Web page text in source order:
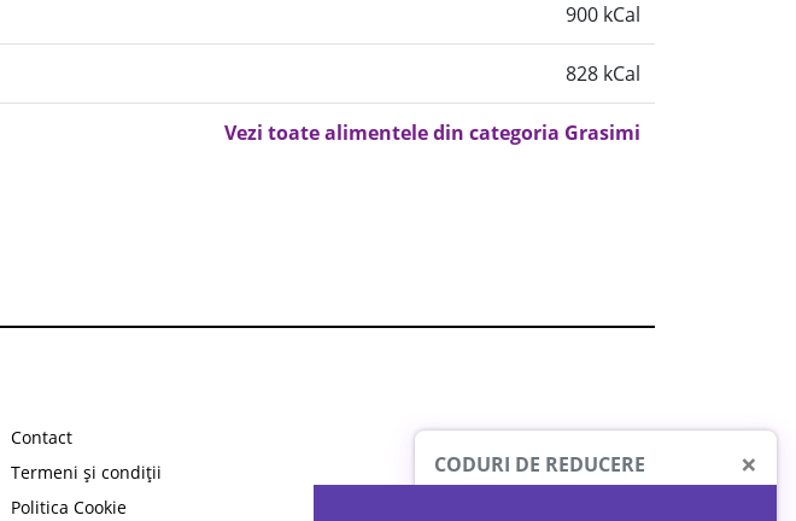
900 kCal
828 kCal
Vezi toate alimentele din categoria Grasimi
Contact
Termeni și condiții
Politica Cookie
CODURI DE REDUCERE ×